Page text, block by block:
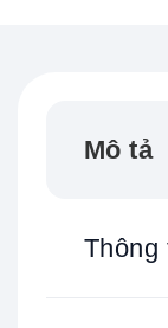
Mô tả
Thông